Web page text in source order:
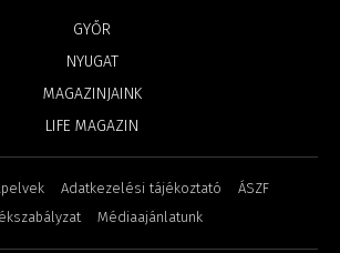
GYŐR
NYUGAT
MAGAZINJAINK
LIFE MAGAZIN
Adatkezelési tájékoztató
ÁSZF
Médiaajánlatunk